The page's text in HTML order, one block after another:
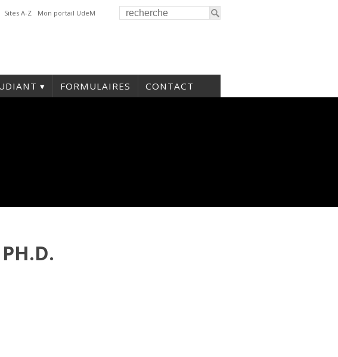
Sites A-Z Mon portail UdeM
FORMULAIRES CONTACT